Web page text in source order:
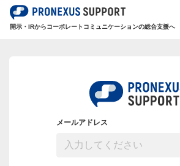
開示・IRからコーポレートコミュニケーションの総合支援へ
メールアドレス